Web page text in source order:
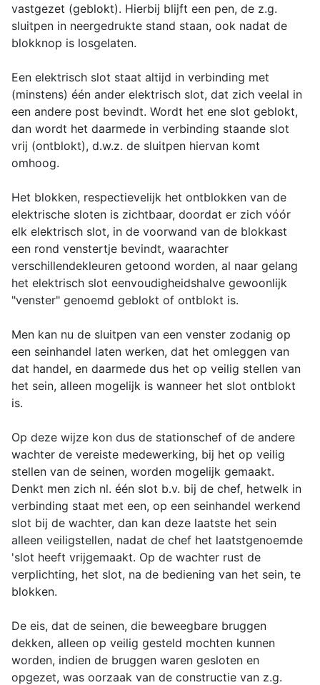
vastgezet (geblokt). Hierbij blijft een pen, de z.g.
sluitpen in neergedrukte stand staan, ook nadat de
blokknop is losgelaten.
Een elektrisch slot staat altijd in verbinding met
(minstens) één ander elektrisch slot, dat zich veelal in
een andere post bevindt. Wordt het ene slot geblokt,
dan wordt het daarmede in verbinding staande slot
vrij (ontblokt), d.w.z. de sluitpen hiervan komt
omhoog.
Het blokken, respectievelijk het ontblokken van de
elektrische sloten is zichtbaar, doordat er zich vóór
elk elektrisch slot, in de voorwand van de blokkast
een rond venstertje bevindt, waarachter
verschillendekleuren getoond worden, al naar gelang
het elektrisch slot eenvoudigheidshalve gewoonlijk
"venster" genoemd geblokt of ontblokt is.
Men kan nu de sluitpen van een venster zodanig op
een seinhandel laten werken, dat het omleggen van
dat handel, en daarmede dus het op veilig stellen van
het sein, alleen mogelijk is wanneer het slot ontblokt
is.
Op deze wijze kon dus de stationschef of de andere
wachter de vereiste medewerking, bij het op veilig
stellen van de seinen, worden mogelijk gemaakt.
Denkt men zich nl. één slot b.v. bij de chef, hetwelk in
verbinding staat met een, op een seinhandel werkend
slot bij de wachter, dan kan deze laatste het sein
alleen veiligstellen, nadat de chef het laatstgenoemde
'slot heeft vrijgemaakt. Op de wachter rust de
verplichting, het slot, na de bediening van het sein, te
blokken.
De eis, dat de seinen, die beweegbare bruggen
dekken, alleen op veilig gesteld mochten kunnen
worden, indien de bruggen waren gesloten en
opgezet, was oorzaak van de constructie van z.g.